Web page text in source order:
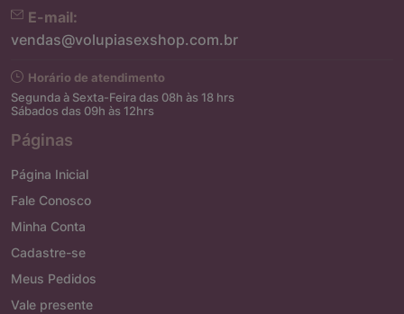
E-mail:
vendas@volupiasexshop.com.br
Horário de atendimento
Segunda à Sexta-Feira das 08h às 18 hrs
Sábados das 09h às 12hrs
Páginas
Página Inicial
Fale Conosco
Minha Conta
Cadastre-se
Meus Pedidos
Vale presente